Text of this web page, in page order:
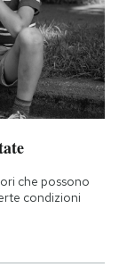
che possono
condizioni